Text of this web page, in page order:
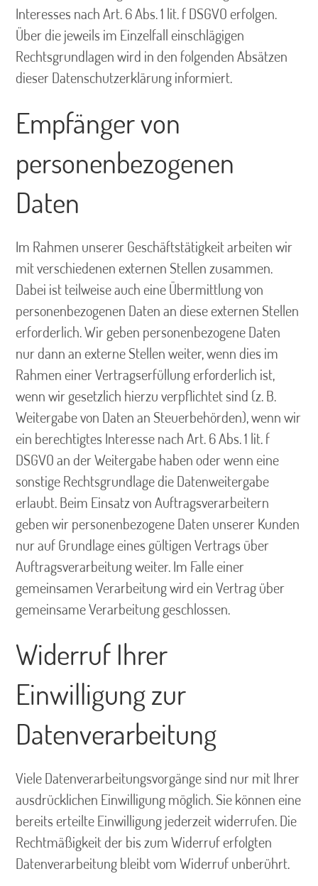
Interesses nach Art. 6 Abs. 1 lit. f DSGVO erfolgen.
Über die jeweils im Einzelfall einschlägigen
Rechtsgrundlagen wird in den folgenden Absätzen
dieser Datenschutzerklärung informiert.
Empfänger von
personenbezogenen
Daten
Im Rahmen unserer Geschäftstätigkeit arbeiten wir
mit verschiedenen externen Stellen zusammen.
Dabei ist teilweise auch eine Übermittlung von
personenbezogenen Daten an diese externen Stellen
erforderlich. Wir geben personenbezogene Daten
nur dann an externe Stellen weiter, wenn dies im
Rahmen einer Vertragserfüllung erforderlich ist,
wenn wir gesetzlich hierzu verpflichtet sind (z. B.
Weitergabe von Daten an Steuerbehörden), wenn wir
ein berechtigtes Interesse nach Art. 6 Abs. 1 lit. f
DSGVO an der Weitergabe haben oder wenn eine
sonstige Rechtsgrundlage die Datenweitergabe
erlaubt. Beim Einsatz von Auftragsverarbeitern
geben wir personenbezogene Daten unserer Kunden
nur auf Grundlage eines gültigen Vertrags über
Auftragsverarbeitung weiter. Im Falle einer
gemeinsamen Verarbeitung wird ein Vertrag über
gemeinsame Verarbeitung geschlossen.
Widerruf Ihrer
Einwilligung zur
Datenverarbeitung
Viele Datenverarbeitungsvorgänge sind nur mit Ihrer
ausdrücklichen Einwilligung möglich. Sie können eine
bereits erteilte Einwilligung jederzeit widerrufen. Die
Rechtmäßigkeit der bis zum Widerruf erfolgten
Datenverarbeitung bleibt vom Widerruf unberührt.